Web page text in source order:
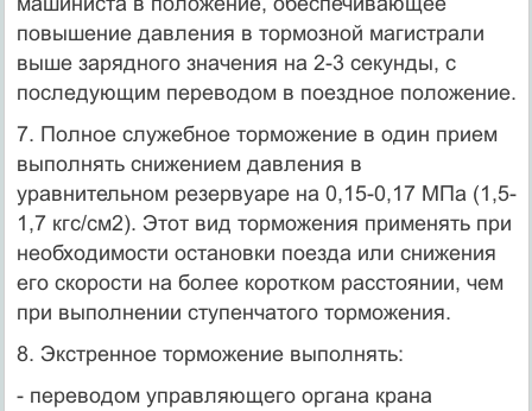
повышение давления в тормозной магистрали
выше зарядного значения на 2-3 секунды, с
последующим переводом в поездное положение.
7. Полное служебное торможение в один прием
выполнять снижением давления в
уравнительном резервуаре на 0,15-0,17 МПа (1,5-
1,7 кгс/см2). Этот вид торможения применять при
необходимости остановки поезда или снижения
его скорости на более коротком расстоянии, чем
при выполнении ступенчатого торможения.
8. Экстренное торможение выполнять:
- переводом управляющего органа крана